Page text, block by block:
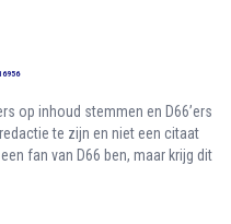
op inhoud stemmen en D66’ers
te zijn en niet een citaat
fan van D66 ben, maar krijg dit